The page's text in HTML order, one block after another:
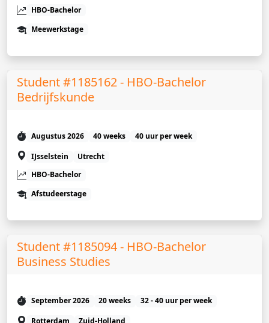
HBO-Bachelor
Meewerkstage
Student #1185162 - HBO-Bachelor
Bedrijfskunde
Augustus 2026 40 weeks
40 uur per week
IJsselstein
Utrecht
HBO-Bachelor
Afstudeerstage
Student #1185094 - HBO-Bachelor
Business Studies
September 2026 20 weeks
32 - 40 uur per week